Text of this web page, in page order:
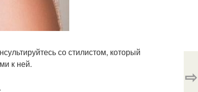
со стилистом, который
к ней.
⇨